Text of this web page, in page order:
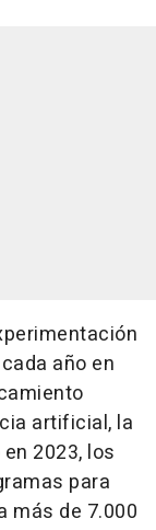
año en
artificial, la
2023, los
para
más de 7.000